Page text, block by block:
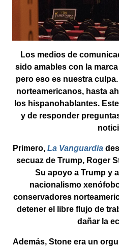
Los medios de
sido amables con la
pero eso es nuestra
norteamericanos, hasta
los hispanohablantes.
y de responder
Primero, La Vanguardia
secuaz de Trump, Roger
Su apoyo a Trump y
nacionalismo
conservadores
detener el libre flujo de
dañar la
Además, Stone era un